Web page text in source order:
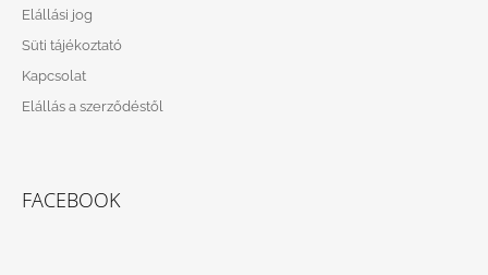
Elállási jog
Süti tájékoztató
Kapcsolat
Elállás a szerződéstől
FACEBOOK